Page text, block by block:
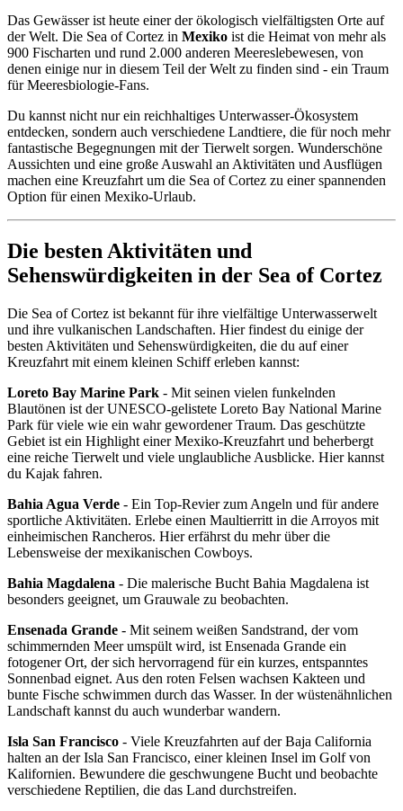
Das Gewässer ist heute einer der ökologisch vielfältigsten Orte auf
der Welt. Die Sea of Cortez in Mexiko ist die Heimat von mehr als
900 Fischarten und rund 2.000 anderen Meereslebewesen, von
denen einige nur in diesem Teil der Welt zu finden sind - ein Traum
für Meeresbiologie-Fans.
Du kannst nicht nur ein reichhaltiges Unterwasser-Ökosystem
entdecken, sondern auch verschiedene Landtiere, die für noch mehr
fantastische Begegnungen mit der Tierwelt sorgen. Wunderschöne
Aussichten und eine große Auswahl an Aktivitäten und Ausflügen
machen eine Kreuzfahrt um die Sea of Cortez zu einer spannenden
Option für einen Mexiko-Urlaub.
Die besten Aktivitäten und
Sehenswürdigkeiten in der Sea of Cortez
Die Sea of Cortez ist bekannt für ihre vielfältige Unterwasserwelt
und ihre vulkanischen Landschaften. Hier findest du einige der
besten Aktivitäten und Sehenswürdigkeiten, die du auf einer
Kreuzfahrt mit einem kleinen Schiff erleben kannst:
Loreto Bay Marine Park - Mit seinen vielen funkelnden
Blautönen ist der UNESCO-gelistete Loreto Bay National Marine
Park für viele wie ein wahr gewordener Traum. Das geschützte
Gebiet ist ein Highlight einer Mexiko-Kreuzfahrt und beherbergt
eine reiche Tierwelt und viele unglaubliche Ausblicke. Hier kannst
du Kajak fahren.
Bahia Agua Verde - Ein Top-Revier zum Angeln und für andere
sportliche Aktivitäten. Erlebe einen Maultierritt in die Arroyos mit
einheimischen Rancheros. Hier erfährst du mehr über die
Lebensweise der mexikanischen Cowboys.
Bahia Magdalena - Die malerische Bucht Bahia Magdalena ist
besonders geeignet, um Grauwale zu beobachten.
Ensenada Grande - Mit seinem weißen Sandstrand, der vom
schimmernden Meer umspült wird, ist Ensenada Grande ein
fotogener Ort, der sich hervorragend für ein kurzes, entspanntes
Sonnenbad eignet. Aus den roten Felsen wachsen Kakteen und
bunte Fische schwimmen durch das Wasser. In der wüstenähnlichen
Landschaft kannst du auch wunderbar wandern.
Isla San Francisco - Viele Kreuzfahrten auf der Baja California
halten an der Isla San Francisco, einer kleinen Insel im Golf von
Kalifornien. Bewundere die geschwungene Bucht und beobachte
verschiedene Reptilien, die das Land durchstreifen.